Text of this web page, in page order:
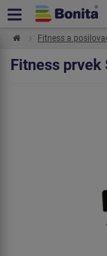
Fitness a
Fitness prvek